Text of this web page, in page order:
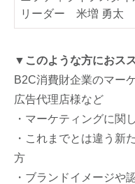
リーダー 米増 勇太
▼このような方におス
B2C消費財企業のマー
広告代理店様など
・マーケティングに関
・これまでとは違う新
方
・ブランドイメージや